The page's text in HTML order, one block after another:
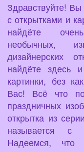
Здравствуйте!
с открытками и
найдёте
необычных,
дизайнерских
найдёте здесь
картинки, без
Вас! Всё что
праздничных
открытка из
называется с
Надеемся, что